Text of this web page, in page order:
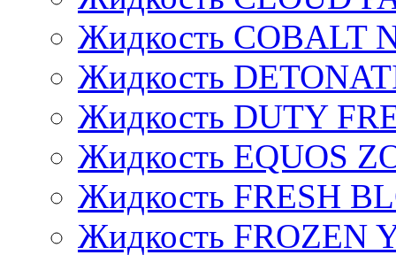
Жидкость COBALT
Жидкость
Жидкость DUTY
Жидкость EQUOS
Жидкость FRESH
Жидкость FROZEN